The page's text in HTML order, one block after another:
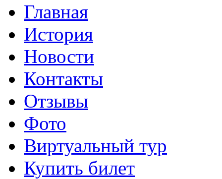
Главная
История
Новости
Контакты
Отзывы
Фото
Виртуальный тур
Купить билет